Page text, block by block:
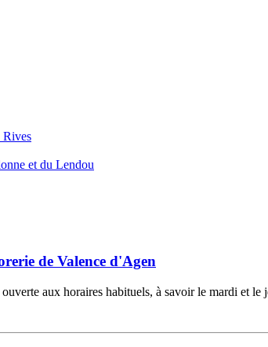
Rives
et du Lendou
de Valence d'Agen
aux horaires habituels, à savoir le mardi et